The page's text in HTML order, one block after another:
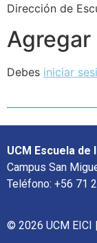
Dirección de
Debes iniciar
UCM Escuela
Campus San
Teléfono: +56 71
© 2026 UCM EICI